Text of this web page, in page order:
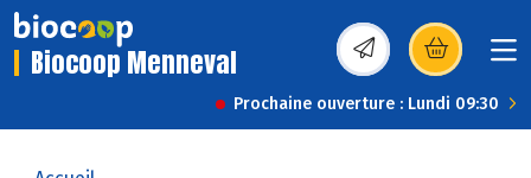
Biocoop Menneval (s’ouvre dans une
Prochaine ouverture : Lundi 09:30